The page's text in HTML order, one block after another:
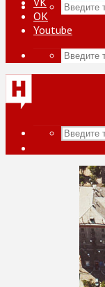
ОК
Youtube